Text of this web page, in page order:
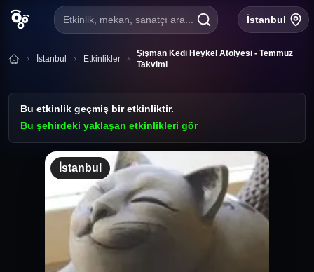
Etkinlik, mekan, sanatçı ara... İstanbul
İstanbul Etkinlikler
Şişman Kedi Heykel Atölyesi - Temmuz
Takvimi
Bu etkinlik geçmiş bir etkinliktir.
Bu şehirdeki yaklaşan etkinlikleri gör
İstanbul